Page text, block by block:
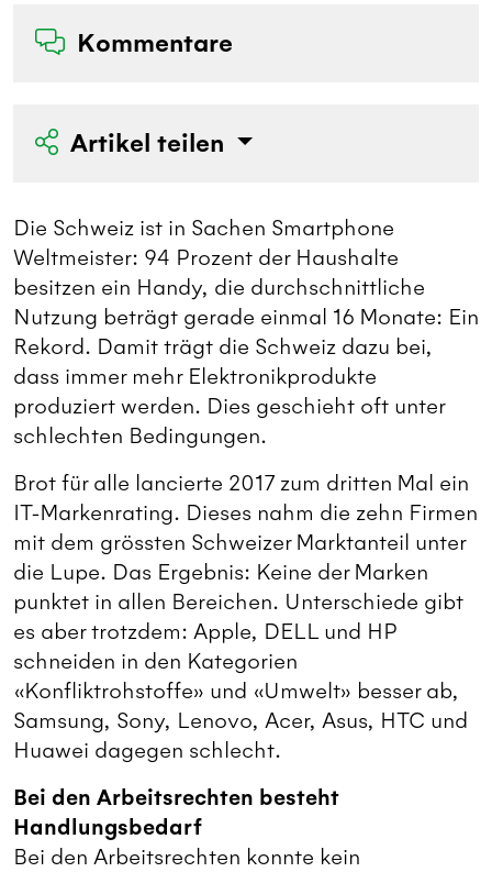
Kommentare
Artikel teilen
Die Schweiz ist in Sachen Smartphone
Weltmeister: 94 Prozent der Haushalte
besitzen ein Handy, die durchschnittliche
Nutzung beträgt gerade einmal 16 Monate: Ein
Rekord. Damit trägt die Schweiz dazu bei,
dass immer mehr Elektronikprodukte
produziert werden. Dies geschieht oft unter
schlechten Bedingungen.
Brot für alle lancierte 2017 zum dritten Mal ein
IT-Markenrating. Dieses nahm die zehn Firmen
mit dem grössten Schweizer Marktanteil unter
die Lupe. Das Ergebnis: Keine der Marken
punktet in allen Bereichen. Unterschiede gibt
es aber trotzdem: Apple, DELL und HP
schneiden in den Kategorien
«Konfliktrohstoffe» und «Umwelt» besser ab,
Samsung, Sony, Lenovo, Acer, Asus, HTC und
Huawei dagegen schlecht.
Bei den Arbeitsrechten besteht
Handlungsbedarf
Bei den Arbeitsrechten konnte kein